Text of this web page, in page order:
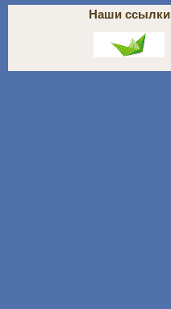
Наши ссылки